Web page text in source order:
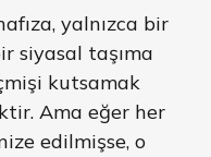
yalnızca bir
siyasal taşıma
kutsamak
Ama eğer her
edilmişse, o